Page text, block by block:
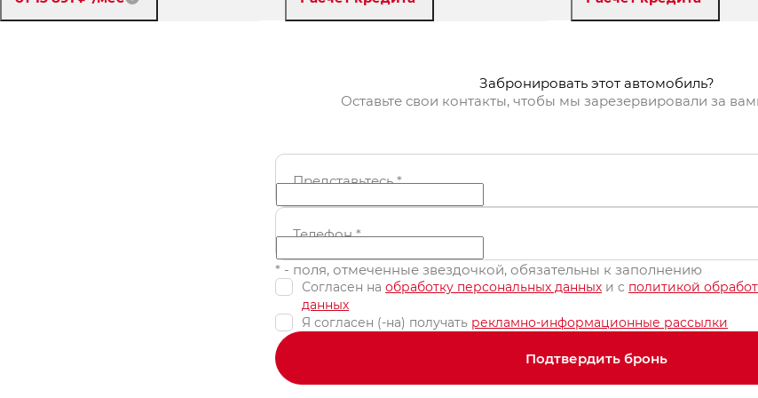
Забронировать этот автомобиль?
Оставьте свои контакты, чтобы мы зарезервировали за
Представьтесь*
Телефон*
* - поля, отмеченные звездочкой, обязательны к заполнению
Согласен на обработку персональных данных и c политикой
данных
Я согласен (-на) получать рекламно-информационные рассылки
Подтвердить бронь